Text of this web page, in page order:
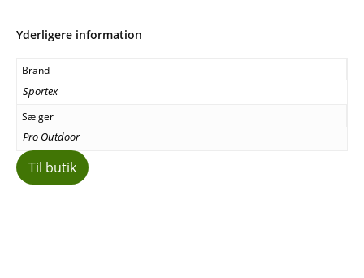
Yderligere information
Brand
Sportex
Sælger
Pro Outdoor
Til butik